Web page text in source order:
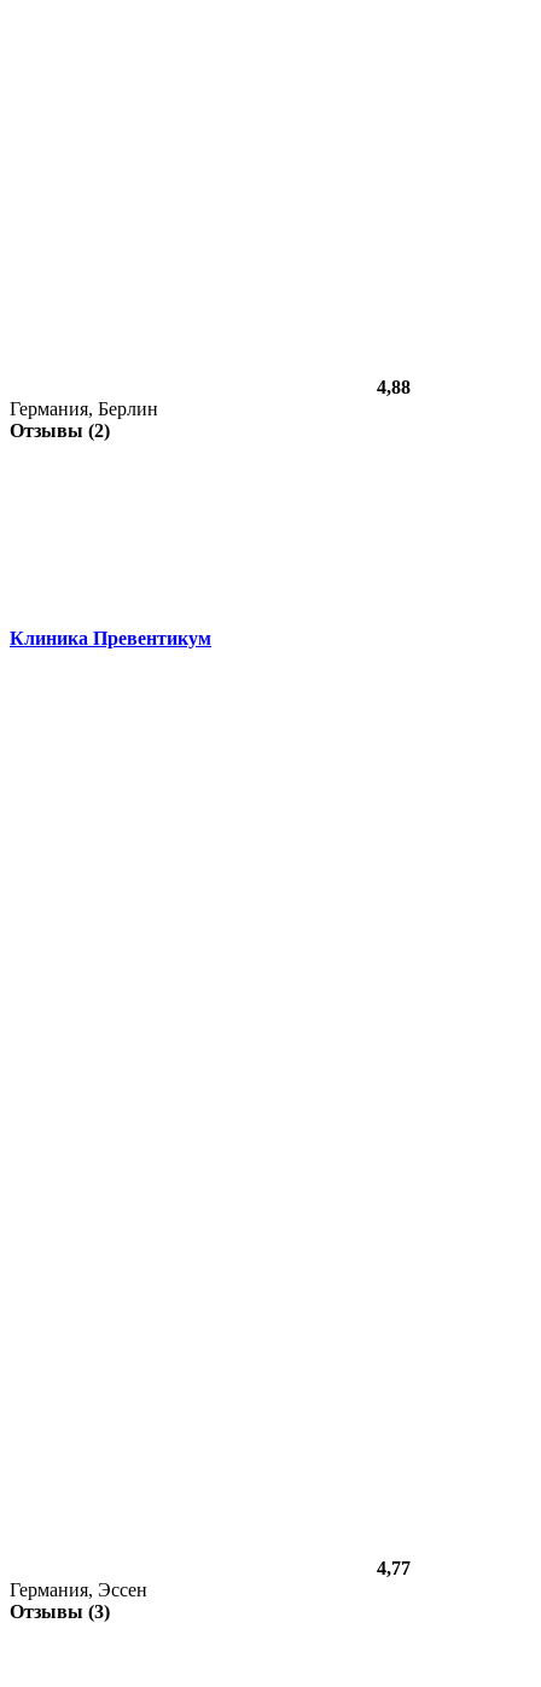
4,88
Германия, Берлин
Отзывы (2)
Клиника Превентикум
4,77
Германия, Эссен
Отзывы (3)